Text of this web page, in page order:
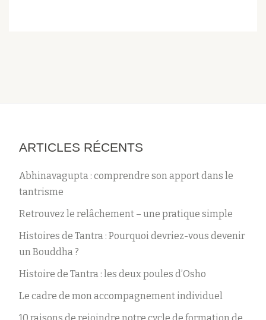
ARTICLES RÉCENTS
Abhinavagupta : comprendre son apport dans le
tantrisme
Retrouvez le relâchement – une pratique simple
Histoires de Tantra : Pourquoi devriez-vous devenir
un Bouddha ?
Histoire de Tantra : les deux poules d’Osho
Le cadre de mon accompagnement individuel